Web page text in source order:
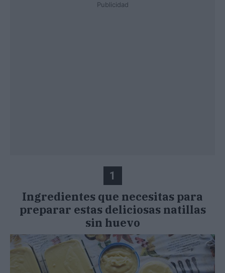
Publicidad
1
Ingredientes que necesitas para
preparar estas deliciosas natillas
sin huevo